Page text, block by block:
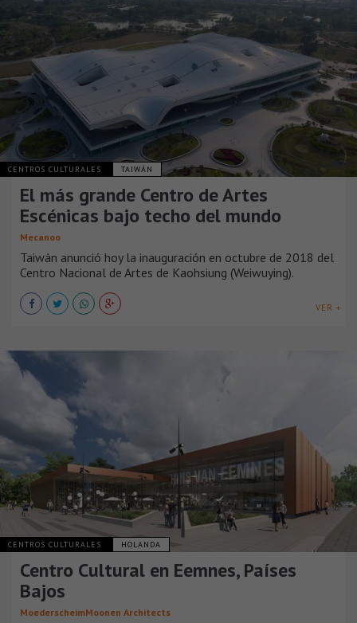
CENTROS CULTURALES TAIWÁN
El más grande Centro de Artes
Escénicas bajo techo del mundo
Mecanoo
Taiwán anunció hoy la inauguración en octubre de 2018 del
Centro Nacional de Artes de Kaohsiung (Weiwuying).
VER +
CENTROS CULTURALES HOLANDA
Centro Cultural en Eemnes, Países
Bajos
MoederscheimMoonen Architects